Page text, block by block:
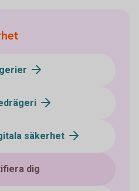
säkerhet
dig